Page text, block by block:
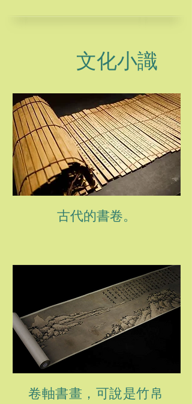
文化小識
古代的書卷。
卷軸書畫，可說是竹帛